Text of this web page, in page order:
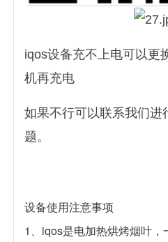
iqos设备充不上电可以更
机再充电
如果不行可以联系我们进
题。
设备使用注意事项
1、iqos是电加热烘烤烟叶